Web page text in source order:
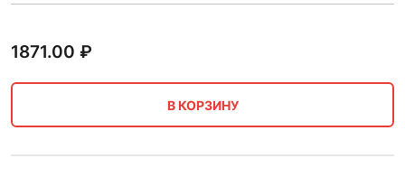
1871.00 ₽
В КОРЗИНУ